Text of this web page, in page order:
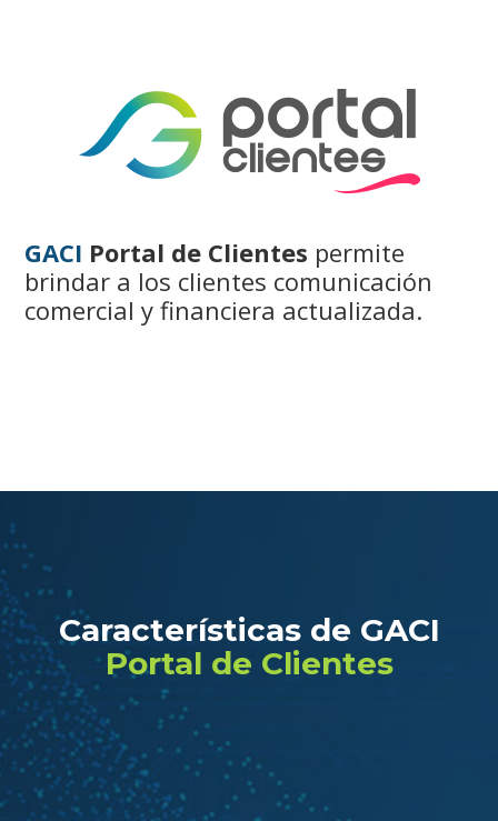
GACI Portal de Clientes permite
brindar a los clientes comunicación
comercial y financiera actualizada.
Características de GACI
Portal de Clientes